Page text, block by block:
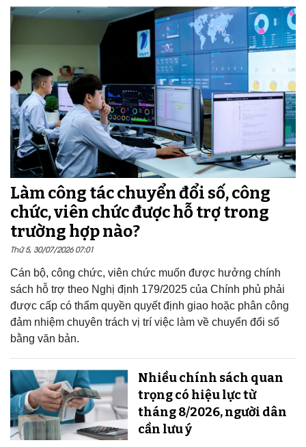
Làm công tác chuyển đổi số, công
chức, viên chức được hỗ trợ trong
trường hợp nào?
Thứ 5, 30/07/2026 07:01
Cán bộ, công chức, viên chức muốn được hưởng chính
sách hỗ trợ theo Nghị định 179/2025 của Chính phủ phải
được cấp có thẩm quyền quyết định giao hoặc phân công
đảm nhiệm chuyên trách vị trí việc làm về chuyển đổi số
bằng văn bản.
Nhiều chính sách quan
trọng có hiệu lực từ
tháng 8/2026, người dân
cần lưu ý